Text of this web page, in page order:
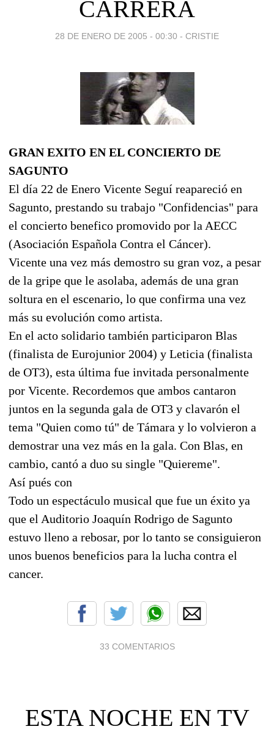
CARRERA
28 DE ENERO DE 2005 - 00:30 - CRISTIE
GRAN EXITO EN EL CONCIERTO DE
SAGUNTO
El día 22 de Enero Vicente Seguí reapareció en
Sagunto, prestando su trabajo "Confidencias" para
el concierto benefico promovido por la AECC
(Asociación Española Contra el Cáncer).
Vicente una vez más demostro su gran voz, a pesar
de la gripe que le asolaba, además de una gran
soltura en el escenario, lo que confirma una vez
más su evolución como artista.
En el acto solidario también participaron Blas
(finalista de Eurojunior 2004) y Leticia (finalista
de OT3), esta última fue invitada personalmente
por Vicente. Recordemos que ambos cantaron
juntos en la segunda gala de OT3 y clavarón el
tema "Quien como tú" de Támara y lo volvieron a
demostrar una vez más en la gala. Con Blas, en
cambio, cantó a duo su single "Quiereme".
Así pués con
Todo un espectáculo musical que fue un éxito ya
que el Auditorio Joaquín Rodrigo de Sagunto
estuvo lleno a rebosar, por lo tanto se consiguieron
unos buenos beneficios para la lucha contra el
cancer.
33 COMENTARIOS
ESTA NOCHE EN TV